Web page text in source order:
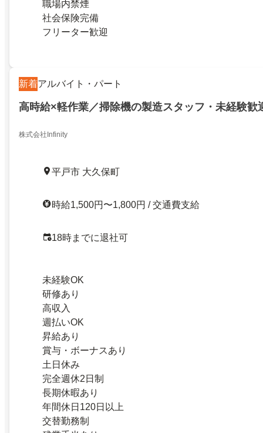
職場内禁煙
社会保険完備
フリーター歓迎
新着アルバイト・パート
高時給×軽作業／掃除機の製造スタッフ・未経験歓
株式会社Infinity
平戸市 大久保町
時給1,500円〜1,800円 / 交通費支給
18時までに退社可
未経験OK
研修あり
高収入
週払いOK
昇給あり
賞与・ボーナスあり
土日休み
完全週休2日制
長期休暇あり
年間休日120日以上
交替勤務制